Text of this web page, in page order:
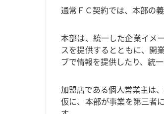
通常ＦＣ契約では、本部の
本部は、統一した企業イメ
スを提供するとともに、開
ブで情報を提供したり、統
加盟店である個人営業主は
仮に、本部が事業を第三者